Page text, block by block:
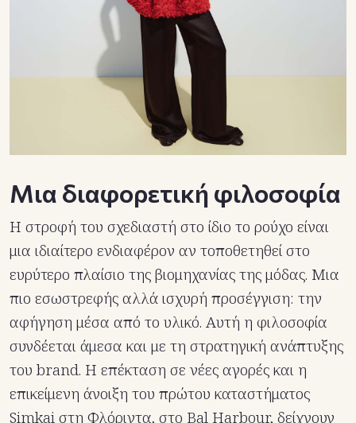
Μια διαφορετική φιλοσοφία
Η στροφή του σχεδιαστή στο ίδιο το ρούχο είναι
μια ιδιαίτερο ενδιαφέρον αν τοποθετηθεί στο
ευρύτερο πλαίσιο της βιομηχανίας της μόδας. Μια
πιο εσωστρεφής αλλά ισχυρή προσέγγιση: την
αφήγηση μέσα από το υλικό. Αυτή η φιλοσοφία
συνδέεται άμεσα και με τη στρατηγική ανάπτυξης
του brand. Η επέκταση σε νέες αγορές και η
επικείμενη άνοιξη του πρώτου καταστήματος
Simkai στη Φλόριντα, στο Bal Harbour, δείχνουν